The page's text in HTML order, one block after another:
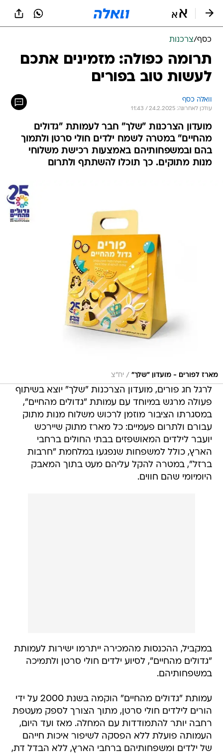
כסף/צרכנות
תרומה כפולה: מזמינים אתכם
לעשות טוב בפורים
וואלה כסף
עודכן לאחרונה: 24.2.2025 / 11:43
מועדון הצרכנות "שלך" חבר לעמותת "גדולים
מהחיים" במטרה לשמח ילדים חולי סרטן ולתמוך
בהם ובמשפחותיהם באמצעות רכישת משלוחי
מנות מתוקים. כך תוכלו להשתתף ולתרום
מארז לפורים - מועדון "שלך" / יח"צ
לרגל חג פורים, מועדון הצרכנות "שלך" יוצא בשיתוף
פעולה מרגש במיוחד עם עמותת "גדולים מהחיים",
במסגרתו הציבור מוזמן לרכוש משלוח מנות מתוק
עבורם ולתרום פעמיים: כל מארז מתוק שיירכש
יועבר לילדים המאושפזים בבתי החולים ברחבי
הארץ, כולל למשפחות שנפגעו במלחמת "חרבות
ברזל", במטרה להקל עליהם מעט בתוך המאבק
היומיומי שהם חווים.
במקביל, ההכנסות מהמכירה ייתרמו ישירות לעמותת
"גדולים מהחיים", לסיוע ילדים חולי סרטן ולתמיכה
במשפחותיהם.
עמותת "גדולים מהחיים" הוקמה בשנת 2000 על ידי
הורים לילדים חולי סרטן, מתוך הצורך לספק מעטפת
רחבה יותר להתמודדות עם המחלה. מאז ועד היום,
העמותה פועלת ללא הפסקה לשיפור איכות חייהם
של ילדים ומשפחותיהם ברחבי הארץ, ללא הבדל דת,